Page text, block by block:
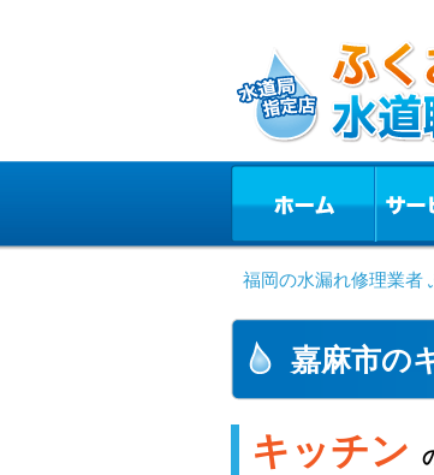
福岡の水漏れ修理業者
嘉麻市の
キッチン